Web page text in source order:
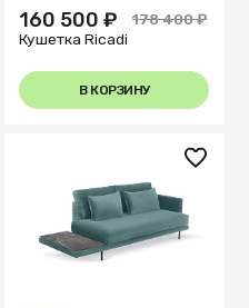
160 500 ₽
178 400 ₽
Кушетка Ricadi
В КОРЗИНУ